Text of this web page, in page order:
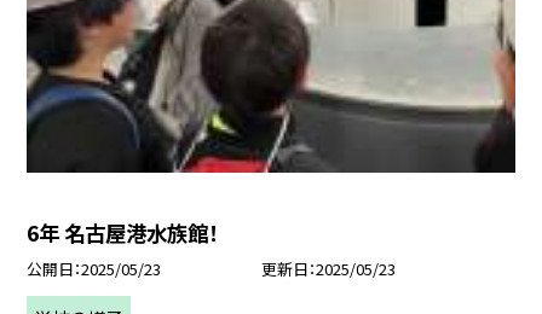
6年 名古屋港水族館！
公開日 2025/05/23 更新日 2025/05/23